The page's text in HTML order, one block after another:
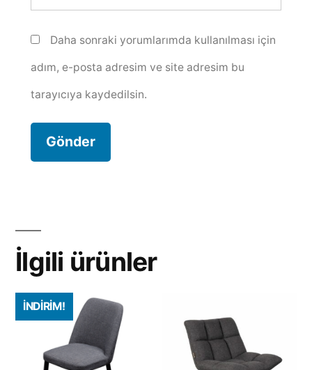
Daha sonraki yorumlarımda kullanılması için
adım, e-posta adresim ve site adresim bu
tarayıcıya kaydedilsin.
İlgili ürünler
İNDIRIM!